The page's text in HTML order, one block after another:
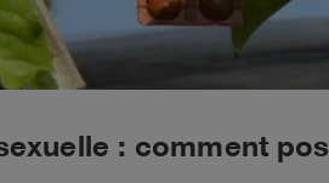
: comment